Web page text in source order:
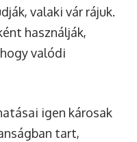
valaki vár rájuk.
használják,
valódi
igen károsak
tart,